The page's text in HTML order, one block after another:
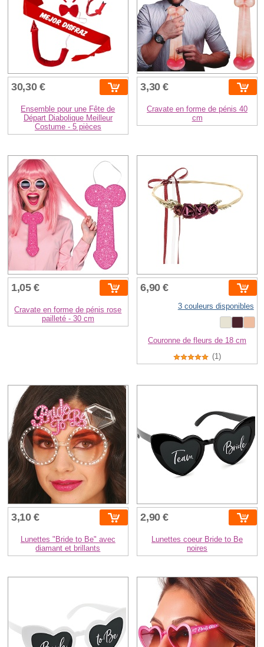
30,30 €
Ensemble pour une Fête de
Départ Diabolique Meilleur
Costume - 5 pièces
3,30 €
Cravate en forme de pénis 40
cm
1,05 €
Cravate en forme de pénis rose
pailleté - 30 cm
6,90 €
3 couleurs disponibles
Couronne de fleurs de 18 cm
(1)
3,10 €
Lunettes "Bride to Be" avec
diamant et brillants
2,90 €
Lunettes coeur Bride to Be
noires